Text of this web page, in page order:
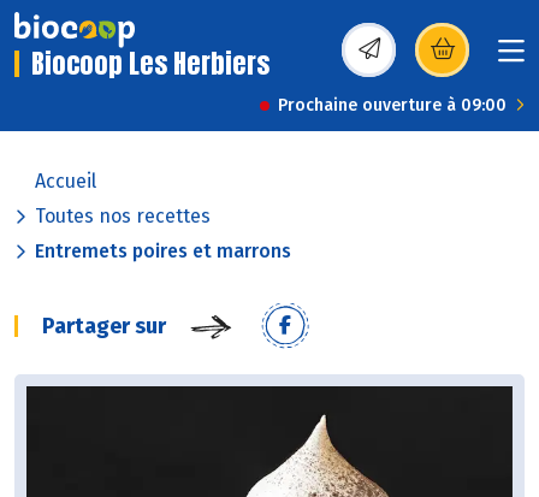
Biocoop Les Herbiers (s’ouvre dans une
Prochaine ouverture à 09:00
Accueil
Toutes nos recettes
Entremets poires et marrons
Partager sur